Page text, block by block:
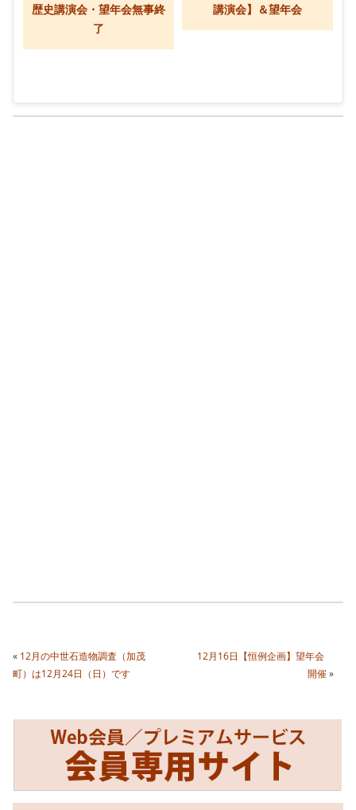
講演会】＆望年会
歴史講演会・望年会無事終
了
« 12月の中世石造物調査（加茂
町）は12月24日（日）です
12月16日【恒例企画】望年会
開催»